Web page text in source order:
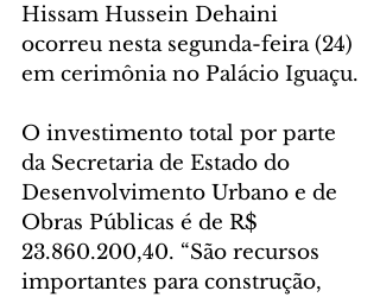
Hissam Hussein Dehaini
ocorreu nesta segunda-feira (24)
em cerimônia no Palácio Iguaçu.
O investimento total por parte
da Secretaria de Estado do
Desenvolvimento Urbano e de
Obras Públicas é de R$
23.860.200,40. “São recursos
importantes para construção,